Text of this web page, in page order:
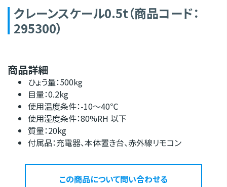
クレーンスケール0.5t（商品コード：
295300）
商品詳細
ひょう量：500kg
目量：0.2kg
使用温度条件：-10〜40℃
使用湿度条件：80%RH 以下
質量：20kg
付属品：充電器、本体置き台、赤外線リモコン
この商品について問い合わせる